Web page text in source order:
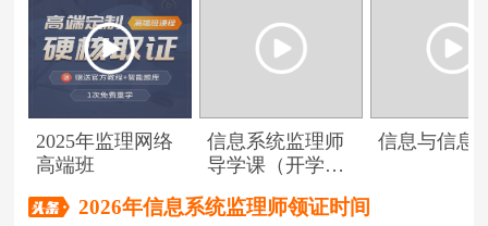
2025年监理网络
高端班
信息系统监理师
导学课（开学典
信息与信息
2026年信息系统监理师领证时间